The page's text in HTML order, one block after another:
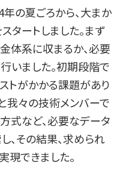
の夏ごろから、大まか
タートしました。まず
体系に収まるか、必要
いました。初期段階で
トがかかる課題があり
我々の技術メンバーで
式など、必要なデータ
、その結果、求められ
できました。